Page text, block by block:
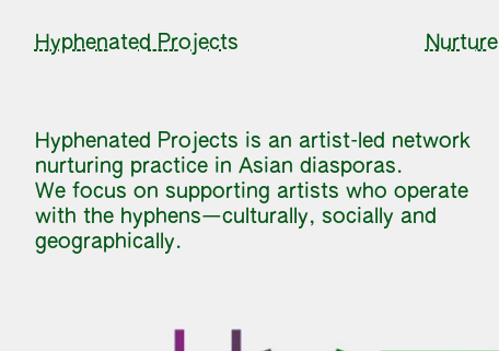
Hyphenated Projects Nurture
Hyphenated Projects is an artist-led network
nurturing practice in Asian diasporas.
We focus on supporting artists who operate
with the hyphens—culturally, socially and
geographically.